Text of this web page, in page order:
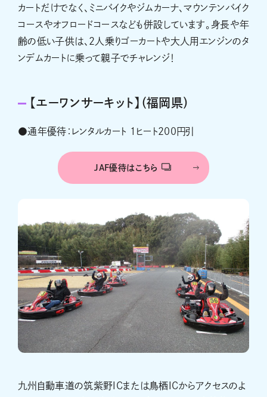
カートだけでなく、ミニバイクやジムカーナ、マウンテンバイク
コースやオフロードコースなども併設しています。身長や年
齢の低い子供は、2人乗りゴーカートや大人用エンジンのタ
ンデムカートに乗って親子でチャレンジ！
【エーワンサーキット】（福岡県）
●通年優待：レンタルカート １ヒート200円引
JAF優待はこちら
九州自動車道の筑紫野ICまたは鳥栖ICからアクセスのよ